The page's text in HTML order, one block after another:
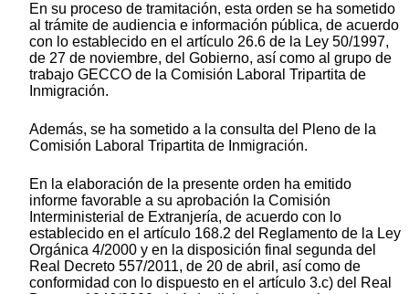
En su proceso de tramitación, esta orden se ha sometido
al trámite de audiencia e información pública, de acuerdo
con lo establecido en el artículo 26.6 de la Ley 50/1997,
de 27 de noviembre, del Gobierno, así como al grupo de
trabajo GECCO de la Comisión Laboral Tripartita de
Inmigración.
Además, se ha sometido a la consulta del Pleno de la
Comisión Laboral Tripartita de Inmigración.
En la elaboración de la presente orden ha emitido
informe favorable a su aprobación la Comisión
Interministerial de Extranjería, de acuerdo con lo
establecido en el artículo 168.2 del Reglamento de la Ley
Orgánica 4/2000 y en la disposición final segunda del
Real Decreto 557/2011, de 20 de abril, así como de
conformidad con lo dispuesto en el artículo 3.c) del Real